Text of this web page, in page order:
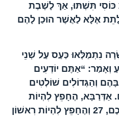
תִּשְׁתּוּ, אַךְ לָשֶׁבֶת
לָתֵת אֶלָּא לַאֲשֶׁר הוּכַן לָהֶם
נִתְמַלְּאוּ כַּעַס עַל שְׁנֵי
וְאָמַר: “אַתֶּם יוֹדְעִים
וְהַגְּדוֹלִים שׁוֹלְטִים
אַדְּרַבָּא, הֶחָפֵץ לִהְיוֹת
27 וְהֶחָפֵץ לִהְיוֹת רִאשׁוֹן